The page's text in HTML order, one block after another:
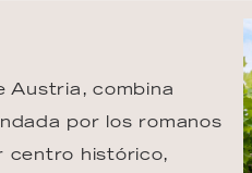
Austria, combina
por los romanos
centro histórico,